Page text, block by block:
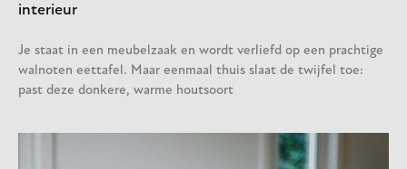
interieur
Je staat in een meubelzaak en wordt verliefd op een prachtige
walnoten eettafel. Maar eenmaal thuis slaat de twijfel toe:
past deze donkere, warme houtsoort